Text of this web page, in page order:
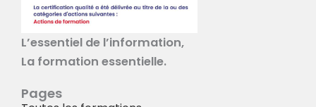
L’essentiel de l’information,
La formation essentielle.
Pages